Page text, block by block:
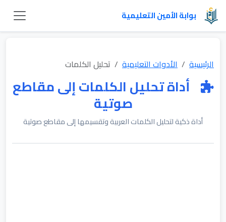
بوابة الأمين التعليمية
الرئيسية الأدوات التعليمية تحليل الكلمات
أداة تحليل الكلمات إلى مقاطع
صوتية
أداة ذكية لتحليل الكلمات العربية وتقسيمها إلى مقاطع صوتية